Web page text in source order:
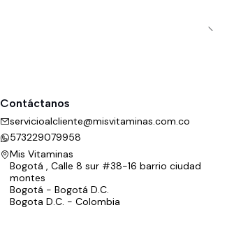
Contáctanos
servicioalcliente@misvitaminas.com.co
573229079958
Mis Vitaminas
Bogotá , Calle 8 sur #38-16 barrio ciudad
montes
Bogotá - Bogotá D.C.
Bogota D.C. - Colombia